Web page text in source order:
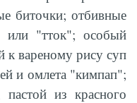
биточки; отбивные
или "тток"; особый
вареному рису суп
и омлета "кимпап";
из красного